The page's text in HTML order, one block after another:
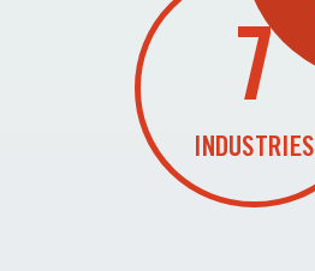
7
INDUSTRIES